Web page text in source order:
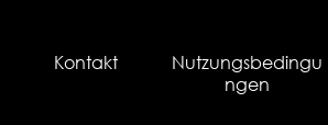
Kontakt
Nutzungsbedingu
ngen